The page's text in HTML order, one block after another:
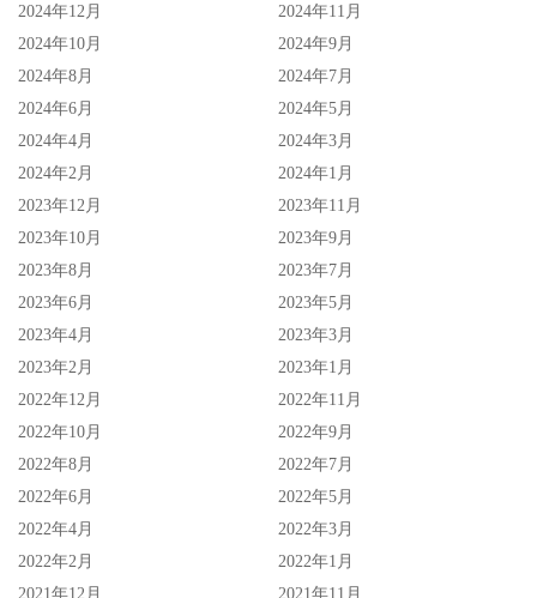
2024年12月
2024年11月
2024年10月
2024年9月
2024年8月
2024年7月
2024年6月
2024年5月
2024年4月
2024年3月
2024年2月
2024年1月
2023年12月
2023年11月
2023年10月
2023年9月
2023年8月
2023年7月
2023年6月
2023年5月
2023年4月
2023年3月
2023年2月
2023年1月
2022年12月
2022年11月
2022年10月
2022年9月
2022年8月
2022年7月
2022年6月
2022年5月
2022年4月
2022年3月
2022年2月
2022年1月
2021年12月
2021年11月